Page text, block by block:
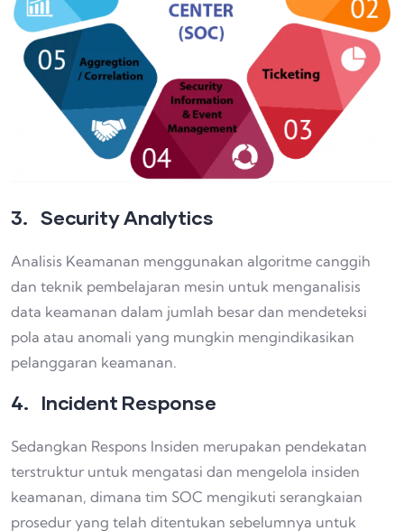
3. Security Analytics
Analisis Keamanan menggunakan algoritme canggih
dan teknik pembelajaran mesin untuk menganalisis
data keamanan dalam jumlah besar dan mendeteksi
pola atau anomali yang mungkin mengindikasikan
pelanggaran keamanan.
4. Incident Response
Sedangkan Respons Insiden merupakan pendekatan
terstruktur untuk mengatasi dan mengelola insiden
keamanan, dimana tim SOC mengikuti serangkaian
prosedur yang telah ditentukan sebelumnya untuk